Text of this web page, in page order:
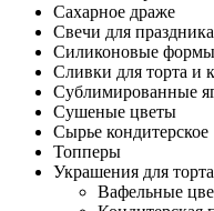
Сахарное драже
Свечи для праздника
Силиконовые формы
Сливки для торта и
Сублимированные
Сушеные цветы
Сырье кондитерское
Топперы
Украшения для торта
Вафельные